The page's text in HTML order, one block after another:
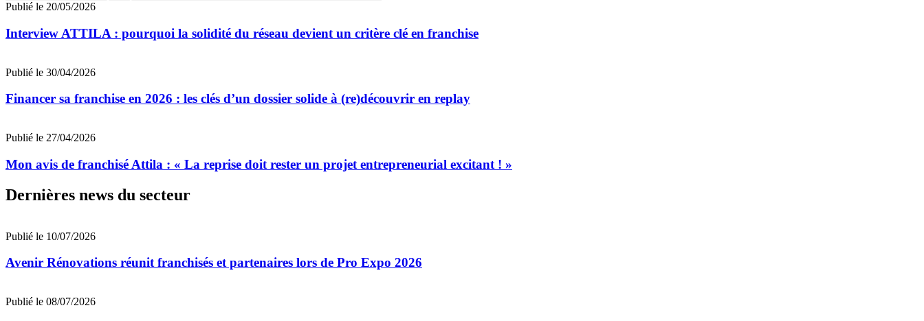
Publié le 20/05/2026
Interview ATTILA : pourquoi la solidité du réseau devient un critère clé en franchise
Publié le 30/04/2026
Financer sa franchise en 2026 : les clés d’un dossier solide à (re)découvrir en replay
Publié le 27/04/2026
Mon avis de franchisé Attila : « La reprise doit rester un projet entrepreneurial excitant ! »
Dernières news du secteur
Publié le 10/07/2026
Avenir Rénovations réunit franchisés et partenaires lors de Pro Expo 2026
Publié le 08/07/2026